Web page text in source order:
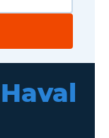
Haval